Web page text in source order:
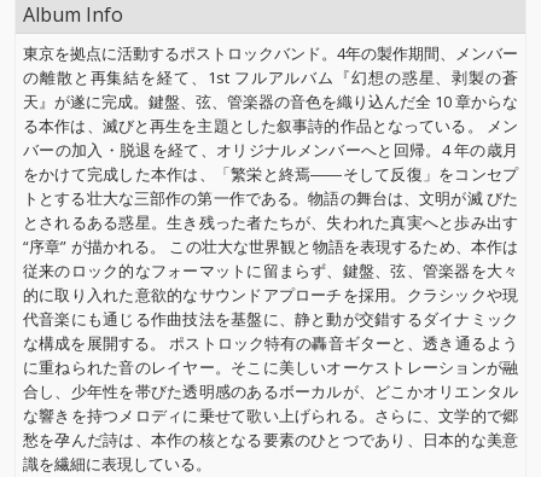
Album Info
東京を拠点に活動するポストロックバンド。4年の製作期間、メンバー
の離散と再集結を経て、1st フルアルバム『幻想の惑星、剥製の蒼
天』が遂に完成。鍵盤、弦、管楽器の音色を織り込んだ全 10 章からな
る本作は、滅びと再生を主題とした叙事詩的作品となっている。 メン
バーの加入・脱退を経て、オリジナルメンバーへと回帰。4 年の歳月
をかけて完成した本作は、「繁栄と終焉――そして反復」をコンセプ
トとする壮大な三部作の第一作である。物語の舞台は、文明が滅 びた
とされるある惑星。生き残った者たちが、失われた真実へと歩み出す
“序章” が描かれる。 この壮大な世界観と物語を表現するため、本作は
従来のロック的なフォーマットに留まらず、鍵盤、弦、管楽器を大々
的に取り入れた意欲的なサウンドアプローチを採用。クラシックや現
代音楽にも通じる作曲技法を基盤に、静と動が交錯するダイナミック
な構成を展開する。 ポストロック特有の轟音ギターと、透き通るよう
に重ねられた音のレイヤー。そこに美しいオーケストレーションが融
合し、少年性を帯びた透明感のあるボーカルが、どこかオリエンタル
な響きを持つメロディに乗せて歌い上げられる。さらに、文学的で郷
愁を孕んだ詩は、本作の核となる要素のひとつであり、日本的な美意
識を繊細に表現している。